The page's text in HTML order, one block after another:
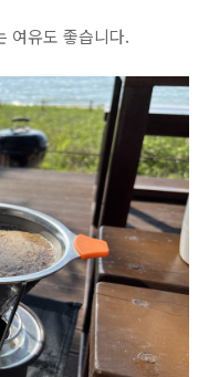
여유도 좋습니다.